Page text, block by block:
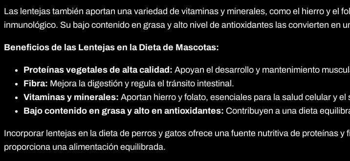
Las lentejas también aportan una variedad de vitaminas y minerales, como el hierro y el
inmunológico. Su bajo contenido en grasa y alto nivel de antioxidantes las convierten en
Beneficios de las Lentejas en la Dieta de Mascotas:
Proteínas vegetales de alta calidad: Apoyan el desarrollo y mantenimiento
Fibra: Mejora la digestión y regula el tránsito intestinal.
Vitaminas y minerales: Aportan hierro y folato, esenciales para la salud celular y
Bajo contenido en grasa y alto en antioxidantes: Contribuyen a una dieta
Incorporar lentejas en la dieta de perros y gatos ofrece una fuente nutritiva de proteínas
proporciona una alimentación equilibrada.